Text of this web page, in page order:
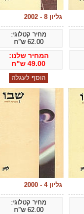
גליון 8 - 2002
מחיר קטלוגי:
62.00 ש"ח
המחיר שלנו:
49.00 ש"ח
גליון 4 - 2000
מחיר קטלוגי:
62.00 ש"ח